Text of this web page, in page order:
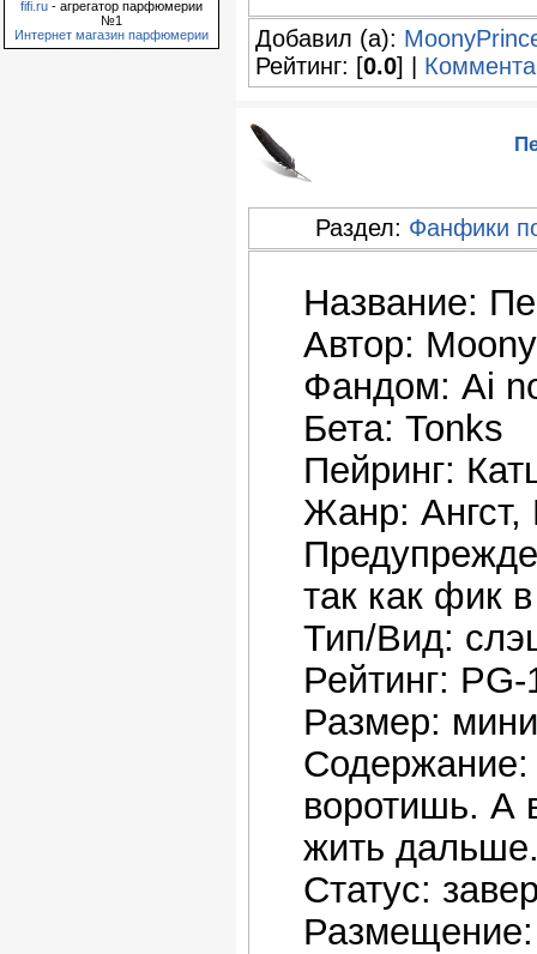
fifi.ru - агрегатор парфюмерии
№1
Интернет магазин парфюмерии
Добавил (а):
Рейтинг: [0.0] |
Раздел: Фанфики
Название:
Автор:
Фандом: Ai
Бета: Tonks
Пейринг:
Жанр: Ангст,
так как фик
Тип/Вид:
Рейтинг: PG-
Размер: мини
воротишь. А
жить
Статус:
Размещение: